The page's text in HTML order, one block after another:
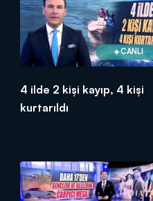
CANLI
4 ilde 2 kişi kayıp, 4 kişi
kurtarıldı